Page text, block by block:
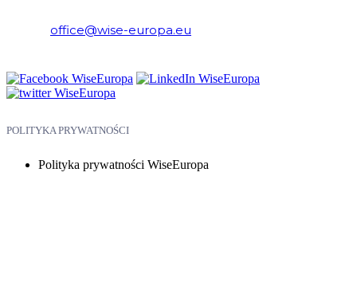
office@wise-europa.eu
POLITYKA PRYWATNOŚCI
Polityka prywatności WiseEuropa